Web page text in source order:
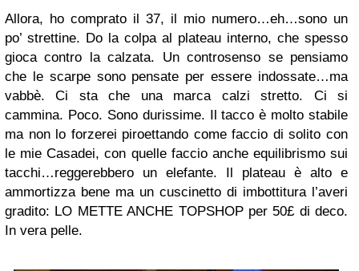
Allora, ho comprato il 37, il mio numero…eh…sono un
po’ strettine. Do la colpa al plateau interno, che spesso
gioca contro la calzata. Un controsenso se pensiamo
che le scarpe sono pensate per essere indossate…ma
vabbè. Ci sta che una marca calzi stretto. Ci si
cammina. Poco. Sono durissime. Il tacco è molto stabile
ma non lo forzerei piroettando come faccio di solito con
le mie Casadei, con quelle faccio anche equilibrismo sui
tacchi…reggerebbero un elefante. Il plateau è alto e
ammortizza bene ma un cuscinetto di imbottitura l’averi
gradito: LO METTE ANCHE TOPSHOP per 50£ di deco.
In vera pelle.